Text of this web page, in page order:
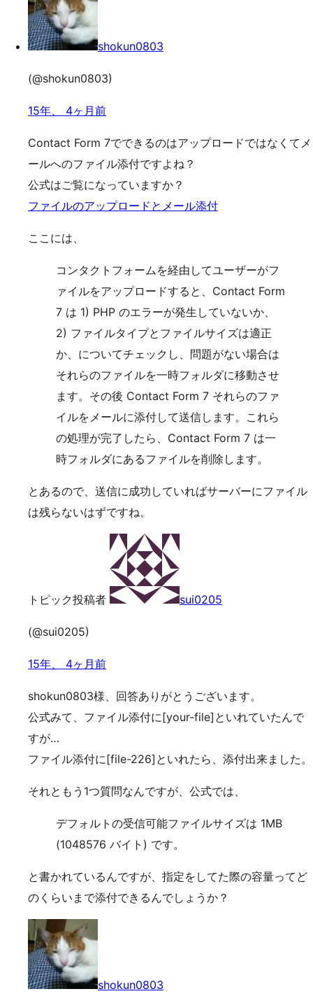
shokun0803
(@shokun0803)
15年、 4ヶ月前
Contact Form 7でできるのはアップロードではなくてメ
ールへのファイル添付ですよね？
公式はご覧になっていますか？
ファイルのアップロードとメール添付
ここには、
コンタクトフォームを経由してユーザーがフ
ァイルをアップロードすると、Contact Form
7 は 1) PHP のエラーが発生していないか、
2) ファイルタイプとファイルサイズは適正
か、についてチェックし、問題がない場合は
それらのファイルを一時フォルダに移動させ
ます。その後 Contact Form 7 それらのファ
イルをメールに添付して送信します。これら
の処理が完了したら、Contact Form 7 は一
時フォルダにあるファイルを削除します。
とあるので、送信に成功していればサーバーにファイル
は残らないはずですね。
トピック投稿者 sui0205
(@sui0205)
15年、 4ヶ月前
shokun0803様、回答ありがとうございます。
公式みて、ファイル添付に[your-file]といれていたんで
すが…
ファイル添付に[file-226]といれたら、添付出来ました。
それともう1つ質問なんですが、公式では、
デフォルトの受信可能ファイルサイズは 1MB
(1048576 バイト) です。
と書かれているんですが、指定をしてた際の容量ってど
のくらいまで添付できるんでしょうか？
shokun0803